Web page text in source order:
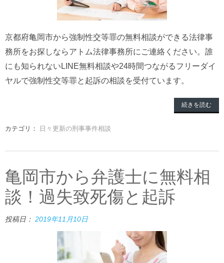
京都府亀岡市から強制性交等罪の無料相談ができる法律事
務所をお探しならアトム法律事務所にご連絡ください。誰
にも知られないLINE無料相談や24時間つながるフリーダイ
ヤルで強制性交等罪と起訴の相談を受付ています。
続きを読む
カテゴリ： 日々更新の刑事事件相談
亀岡市から弁護士に無料相
談！過失致死傷と起訴
投稿日： 2019年11月10日